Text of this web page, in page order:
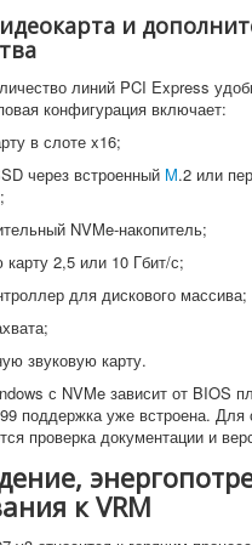
и
линий PCI Express
конфигурация включает:
в слоте x16;
через встроенный M.2 или
NVMe-накопитель;
карту 2,5 или 10 Гбит/с;
для дискового массива;
звуковую карту.
с NVMe зависит от BIOS
поддержка уже встроена. Для
проверка документации и
к VRM